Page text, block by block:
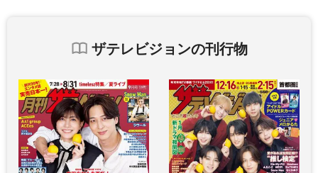
ザテレビジョンの刊行物